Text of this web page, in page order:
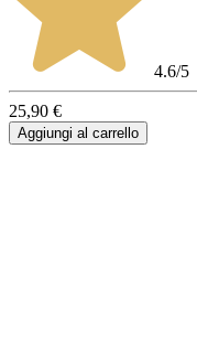
4.6/5
25,90 €
Aggiungi al carrello